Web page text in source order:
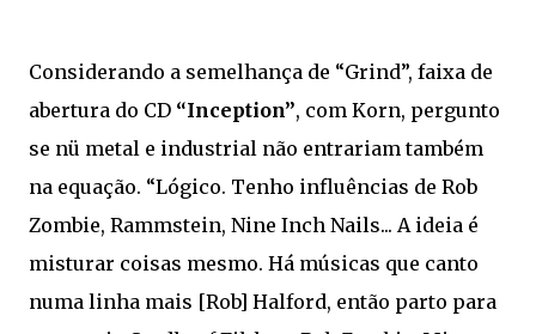
Considerando a semelhança de “Grind”, faixa de
abertura do CD “Inception”, com Korn, pergunto
se nü metal e industrial não entrariam também
na equação. “Lógico. Tenho influências de Rob
Zombie, Rammstein, Nine Inch Nails... A ideia é
misturar coisas mesmo. Há músicas que canto
numa linha mais [Rob] Halford, então parto para